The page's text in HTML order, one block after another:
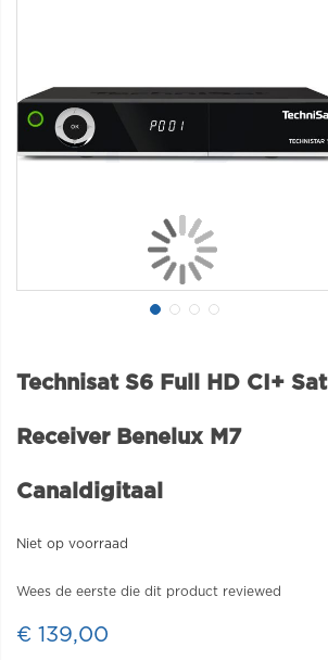
Technisat S6 Full HD CI+ Sat
Receiver Benelux M7
Canaldigitaal
Niet op voorraad
Wees de eerste die dit product reviewed
€ 139,00